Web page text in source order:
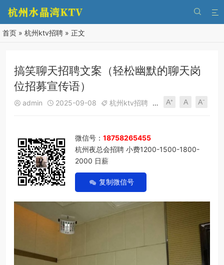


首页 » 杭州ktv招聘 » 正文
搞笑聊天招聘文案（轻松幽默的聊天岗
位招募宣传语）
 admin  2025-09-08  杭州ktv招聘  304  0
A⁺ A A⁻
微信号： 18758265455
杭州夜总会招聘 小费1200-1500-1800-
2000 日薪
复制微信号